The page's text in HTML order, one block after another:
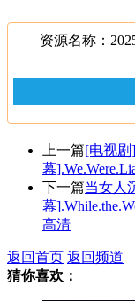
资源名称：
上一篇[电视
幕
下一篇当女人
幕
高清
返回首页 返回频道
猜你喜欢：